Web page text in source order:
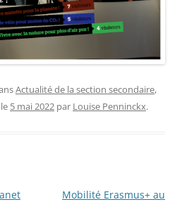
Actualité de la section secondaire,
le 5 mai 2022 par Louise Penninckx.
Mobilité Erasmus+ au